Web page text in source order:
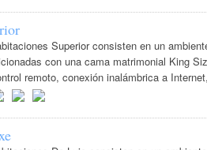
Superior consisten en un
con una cama matrimonial King
remoto, conexión inalámbrica a